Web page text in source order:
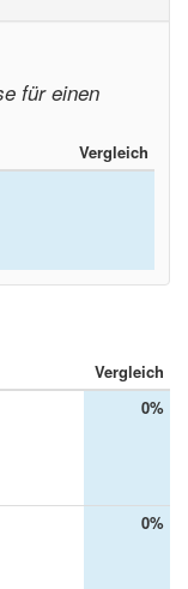
für einen
Vergleich
Vergleich
0%
0%